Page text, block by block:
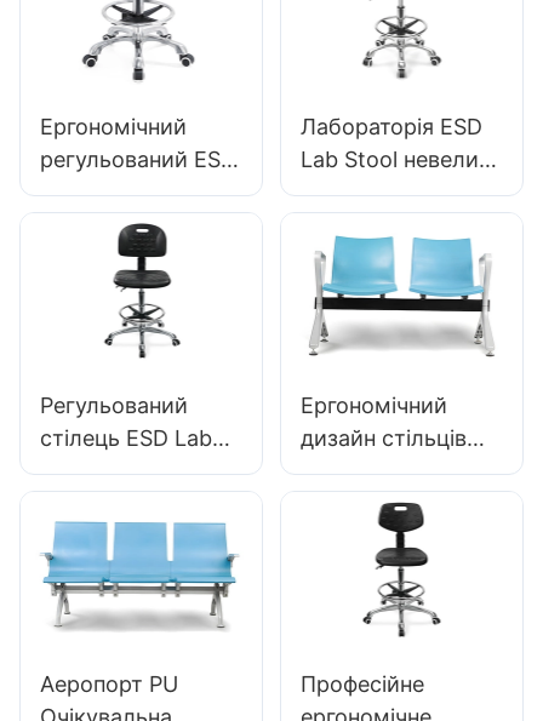
сидіння для
аеропортів та
залізничних
виробник
алюмінію LC090,
розроблені Hewei
Ергономічний
регульований ESD
Круглий
поліуретановий
лабораторний
стілець з
алюмінієвою
зірковою основою
Лабораторія ESD
Lab Stool невелика
регульована
& 5-зіркова
основа для
лабораторної
ІС003
Регульований
стілець ESD Lab
стільець IC022 з
варіантами
підйому на висоті
для спинки для
статичних
середовищ
Ергономічний
дизайн стільців
для очікування PU
LC059 для
виробника OEM
аеропорту Hewei
Аеропорт PU
Професійне